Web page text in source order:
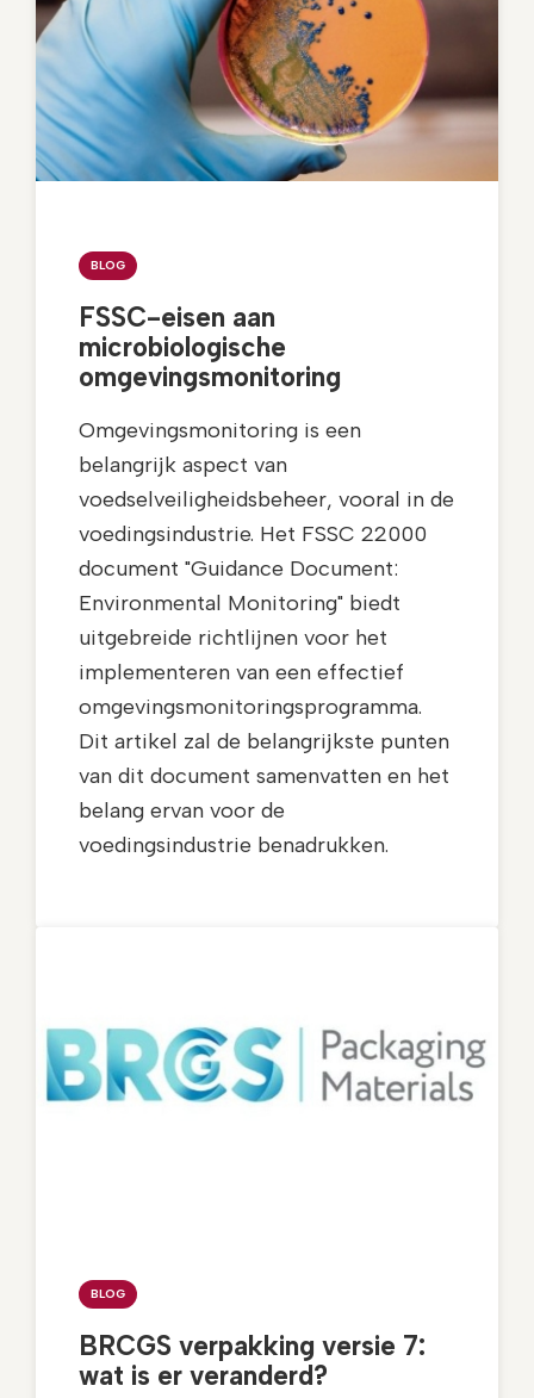
BLOG
FSSC-eisen aan
microbiologische
omgevingsmonitoring
Omgevingsmonitoring is een
belangrijk aspect van
voedselveiligheidsbeheer, vooral in de
voedingsindustrie. Het FSSC 22000
document "Guidance Document:
Environmental Monitoring" biedt
uitgebreide richtlijnen voor het
implementeren van een effectief
omgevingsmonitoringsprogramma.
Dit artikel zal de belangrijkste punten
van dit document samenvatten en het
belang ervan voor de
voedingsindustrie benadrukken.
BLOG
BRCGS verpakking versie 7:
wat is er veranderd?